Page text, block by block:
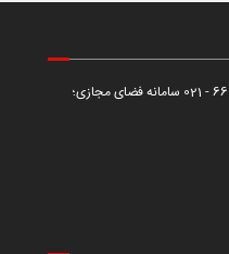
سامانه پیام گیر دفتر مرکزی تهران؛ 66014205 - 021 سامانه فضای مجازی؛